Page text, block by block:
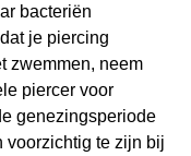
bacteriën
je piercing
zwemmen, neem
piercer voor
genezingsperiode
voorzichtig te zijn bij